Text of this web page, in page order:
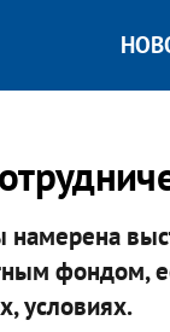
фондом,
условиях.